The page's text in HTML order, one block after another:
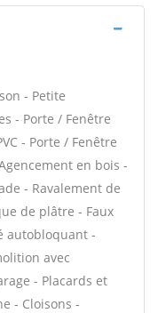
- Petite
- Porte / Fenêtre
- Porte / Fenêtre
en bois -
- Ravalement de
de plâtre - Faux
autobloquant -
avec
- Placards et
- Cloisons -